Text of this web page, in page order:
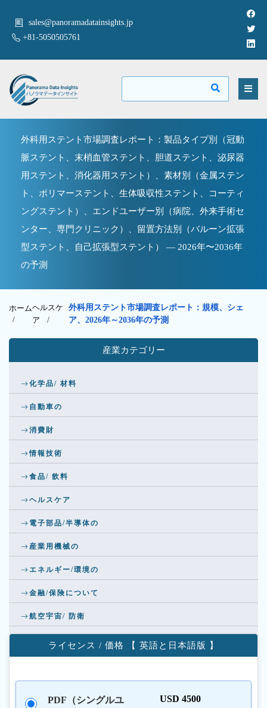
sales@panoramadatainsights.jp
+81-5050505761
外科用ステント市場調査レポート：製品タイプ別（冠動
脈ステント、末梢血管ステント、胆道ステント、泌尿器
用ステント、消化器用ステント）、素材別（金属ステン
ト、ポリマーステント、生体吸収性ステント、コーティ
ングステント）、エンドユーザー別（病院、外来手術セ
ンター、専門クリニック）、留置方法別（バルーン拡張
型ステント、自己拡張型ステント） — 2026年〜2036年
の予測
ホーム
/
ヘルスケ
ア /
外科用ステント市場調査レポート：規模、シェ
ア、2026年～2036年の予測
産業カテゴリー
化学品/ 材料
自動車の
消費財
情報技術
食品/ 飲料
ヘルスケア
電子部品/半導体の
産業用機械の
エネルギー/環境の
金融/保険について
航空宇宙/ 防衛
ライセンス / 価格 【 英語と日本語版 】
PDF（シングルユ
USD 4500